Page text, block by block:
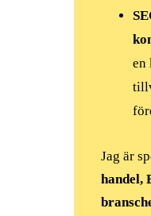
en
Jag är
handel,